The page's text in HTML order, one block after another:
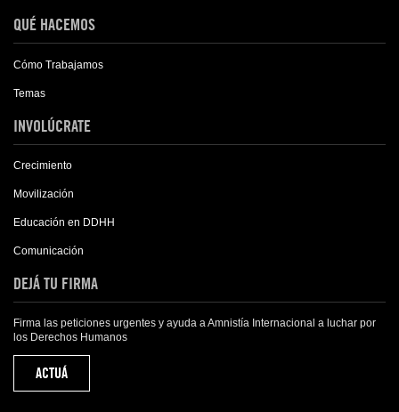
QUÉ HACEMOS
Cómo Trabajamos
Temas
INVOLÚCRATE
Crecimiento
Movilización
Educación en DDHH
Comunicación
DEJÁ TU FIRMA
Firma las peticiones urgentes y ayuda a Amnistía Internacional a luchar por
los Derechos Humanos
ACTUÁ